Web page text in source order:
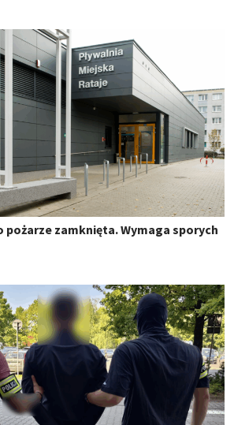
pożarze zamknięta. Wymaga sporych